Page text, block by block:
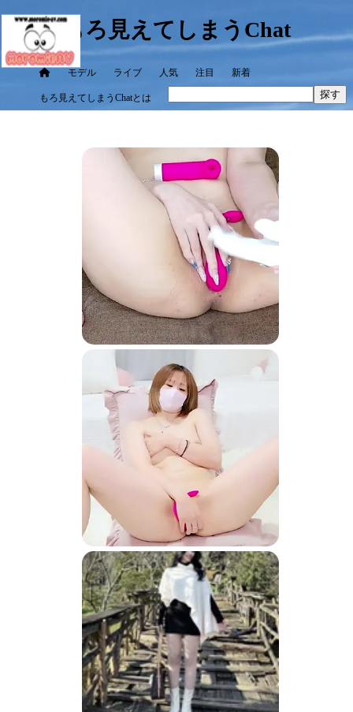
もろ見えてしまうChat
モデル ライブ 人気 注目 新着
もろ見えてしまうChatとは 探す